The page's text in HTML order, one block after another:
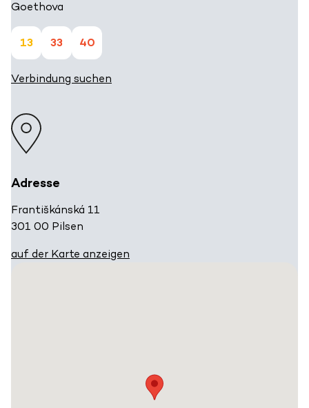
Goethova
13 33 40
Verbindung suchen
Adresse
Františkánská 11
301 00 Pilsen
auf der Karte anzeigen